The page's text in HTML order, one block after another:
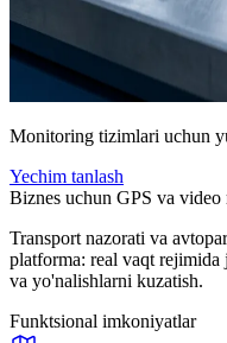
Monitoring tizimlari uchun
Yechim tanlash
Biznes uchun GPS va
Transport nazorati va
platforma: real vaqt
va yo'nalishlarni kuzatish.
Funktsional imkoniyatlar